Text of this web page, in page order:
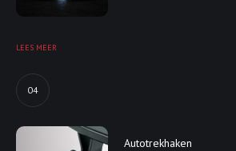
LEES MEER
04
Autotrekhaken